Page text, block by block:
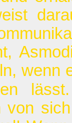
wenn
von